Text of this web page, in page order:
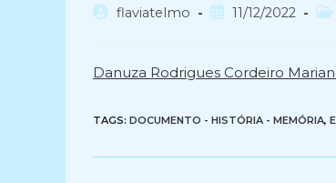
Autorflaviatelmo
Post11/12/2022
Danuza Rodrigues Cordeiro
TAGS: DOCUMENTO - HISTÓRIA - MEMÓRIA,